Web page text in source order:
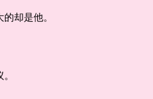
却是他。